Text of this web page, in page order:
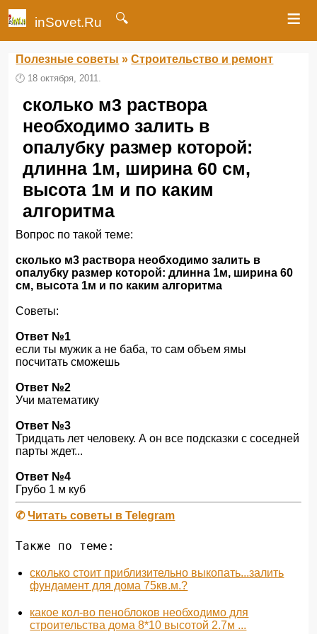
inSovet.Ru 🔍 ≡
Полезные советы »Строительство и ремонт
🕛 18 октября, 2011.
сколько м3 раствора
необходимо залить в
опалубку размер которой:
длинна 1м, ширина 60 см,
высота 1м и по каким
алгоритма
Вопрос по такой теме:
сколько м3 раствора необходимо залить в
опалубку размер которой: длинна 1м, ширина 60
см, высота 1м и по каким алгоритма
Советы:
Ответ №1
если ты мужик а не баба, то сам объем ямы
посчитать сможешь
Ответ №2
Учи математику
Ответ №3
Тридцать лет человеку. А он все подсказки с соседней
парты ждет...
Ответ №4
Грубо 1 м куб
✆Читать советы в Telegram
Также по теме:
сколько стоит приблизительно выкопать...залить
фундамент для дома 75кв.м.?
какое кол-во пеноблоков необходимо для
строительства дома 8*10 высотой 2.7м ...